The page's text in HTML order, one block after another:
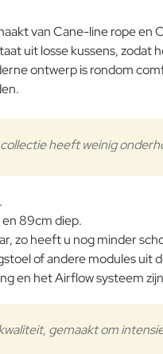
van Cane-line rope en
uit losse kussens,
ontwerp is rondom
heeft weinig
89cm diep.
zo heeft u nog minder
of andere modules uit
en het Airflow systeem
gemaakt om